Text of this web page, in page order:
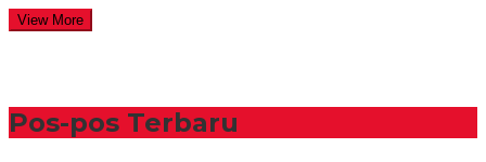
View More
Pos-pos Terbaru